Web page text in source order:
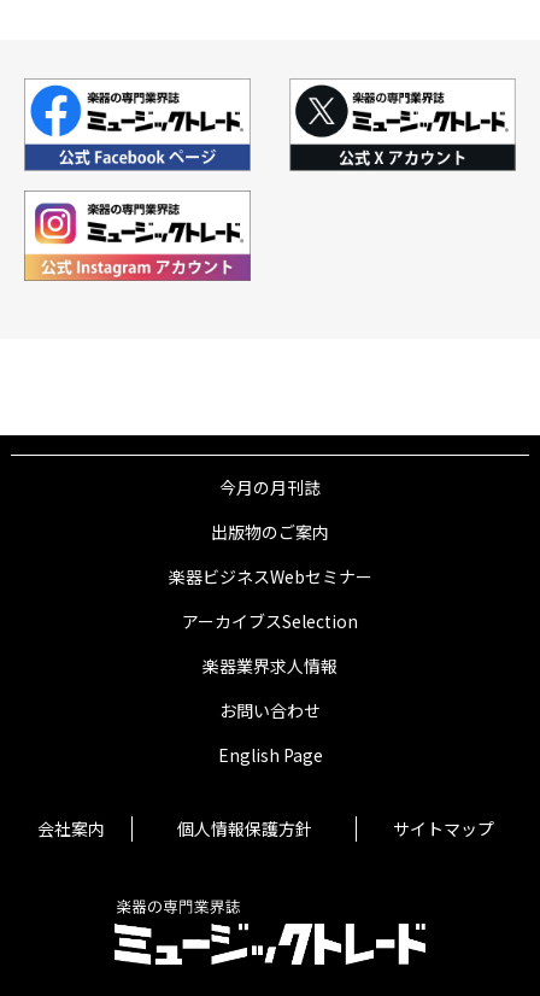
今月の月刊誌
出版物のご案内
楽器ビジネスWebセミナー
アーカイブスSelection
楽器業界求人情報
お問い合わせ
English Page
会社案内 個人情報保護方針 サイトマップ